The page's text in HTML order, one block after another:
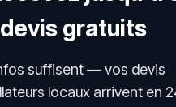
devis gratuits
suffisent — vos devis
locaux arrivent en